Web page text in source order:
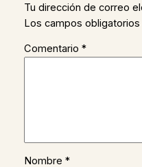
Tu dirección de correo
Los campos
Comentario *
Nombre *